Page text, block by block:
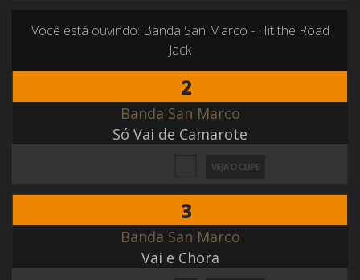
Você está ouvindo: Banda San Marco - Hit the Road
Jack
2
Banda San Marco
Só Vai de Camarote
3
Banda San Marco
Vai e Chora